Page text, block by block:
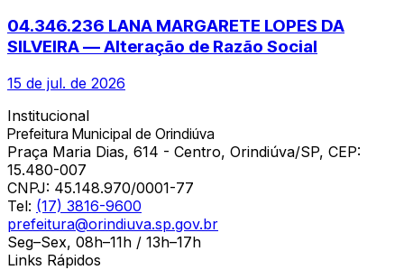
04.346.236 LANA MARGARETE LOPES DA
SILVEIRA — Alteração de Razão Social
15 de jul. de 2026
Institucional
Prefeitura Municipal de Orindiúva
Praça Maria Dias, 614 - Centro, Orindiúva/SP, CEP:
15.480-007
CNPJ: 45.148.970/0001-77
Tel: (17) 3816-9600
prefeitura@orindiuva.sp.gov.br
Seg–Sex, 08h–11h / 13h–17h
Links Rápidos